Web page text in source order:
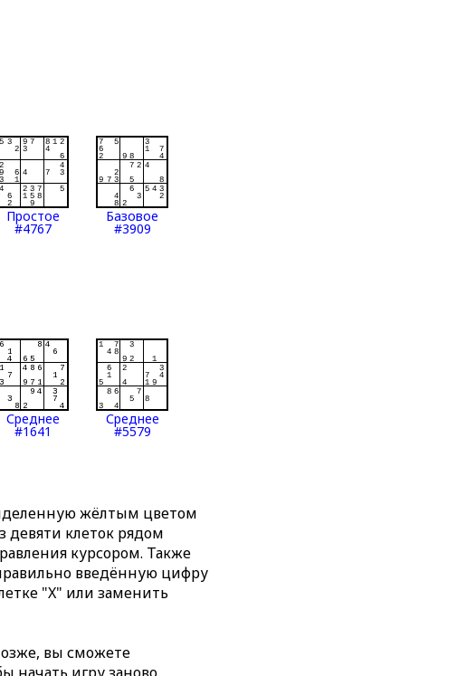
Простое
#4767
Базовое
#3909
Среднее
#1641
Среднее
#5579
жёлтым цветом
девяти клеток рядом
курсором. Также
введённую цифру
"X" или заменить
вы сможете